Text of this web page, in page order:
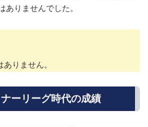
ありませんでした。
りません。
ーリーグ時代の成績